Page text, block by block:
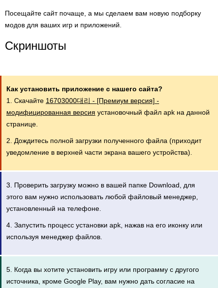
Посещайте сайт почаще, а мы сделаем вам новую подборку
модов для ваших игр и приложений.
Скриншоты
Как установить приложение с нашего сайта?
1. Скачайте 16703000대리 - [Премиум версия] -
модифицированная версия установочный файл apk на данной
странице.
2. Дождитесь полной загрузки полученного файла (приходит
уведомление в верхней части экрана вашего устройства).
3. Проверить загрузку можно в вашей папке Download, для
этого вам нужно использовать любой файловый менеджер,
установленный на телефоне.
4. Запустить процесс установки apk, нажав на его иконку или
используя менеджер файлов.
5. Когда вы хотите установить игру или программу с другого
источника, кроме Google Play, вам нужно дать согласие на